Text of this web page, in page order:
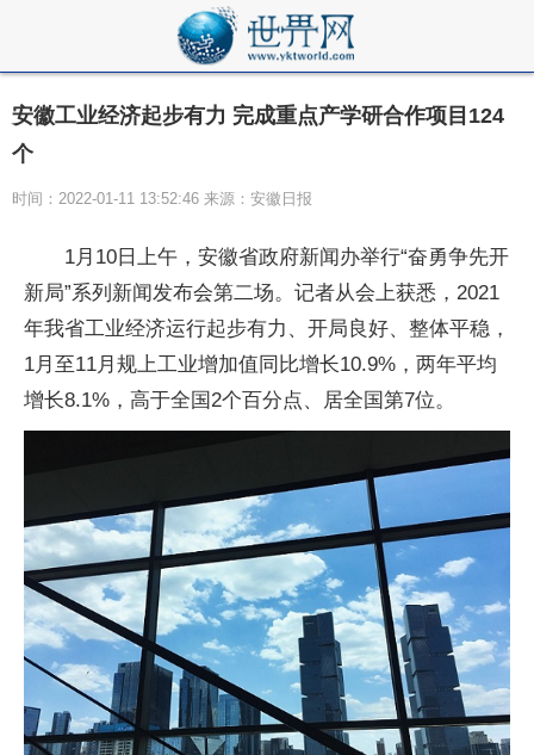
安徽工业经济起步有力 完成重点产学研合作项目124
个
时间：2022-01-11 13:52:46 来源：安徽日报
1月10日上午，安徽省政府新闻办举行“奋勇争先开
新局”系列新闻发布会第二场。记者从会上获悉，2021
年我省工业经济运行起步有力、开局良好、整体平稳，
1月至11月规上工业增加值同比增长10.9%，两年平均
增长8.1%，高于全国2个百分点、居全国第7位。